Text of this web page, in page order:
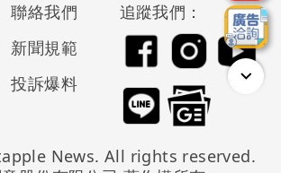
聯絡我們
新聞規範
投訴爆料
追蹤我們：
News. All rights reserved.